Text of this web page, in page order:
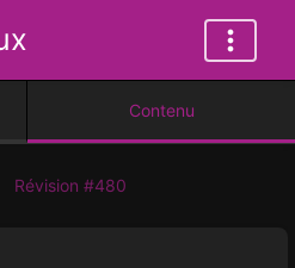
Contenu
Révision #480